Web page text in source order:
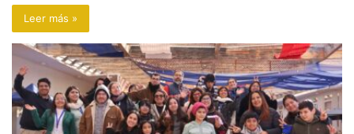
Leer más »